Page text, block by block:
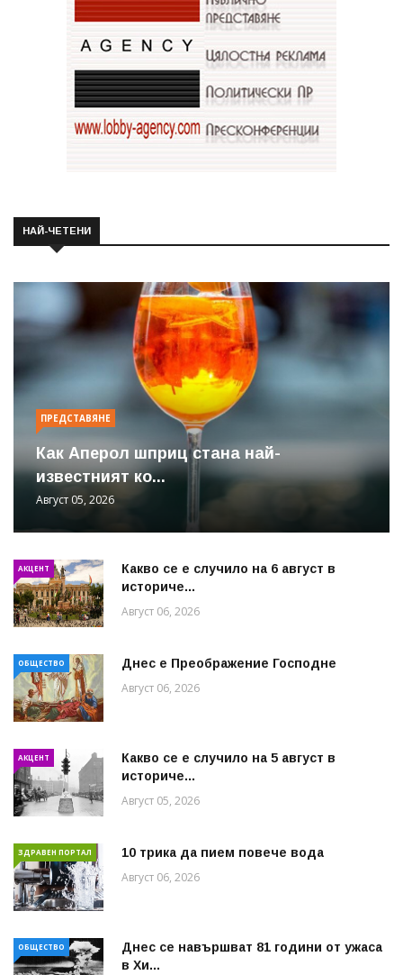
НАЙ-ЧЕТЕНИ
ПРЕДСТАВЯНЕ
Как Аперол шприц стана най-
известният ко...
Август 05, 2026
АКЦЕНТ
Какво се е случило на 6 август в
историче...
Август 06, 2026
ОБЩЕСТВО Днес е Преображение Господне
Август 06, 2026
АКЦЕНТ
Какво се е случило на 5 август в
историче...
Август 05, 2026
ЗДРАВЕН ПОРТАЛ 10 трика да пием повече вода
Август 06, 2026
ОБЩЕСТВО
Днес се навършват 81 години от ужаса
в Хи...